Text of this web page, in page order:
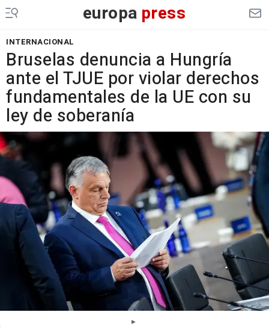
europa press
INTERNACIONAL
Bruselas denuncia a Hungría
ante el TJUE por violar derechos
fundamentales de la UE con su
ley de soberanía